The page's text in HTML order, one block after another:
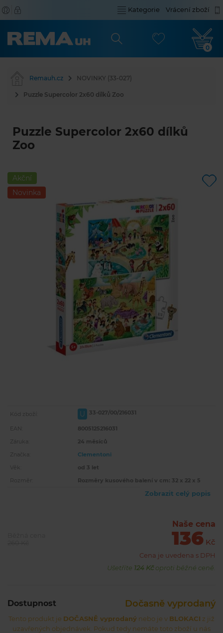
Kategorie Vrácení zboží
0
Remauh.cz NOVINKY (33-027)
Puzzle Supercolor 2x60 dílků Zoo
Puzzle Supercolor 2x60 dílků
Zoo
Akční
Novinka
Kód zboží: U 33-027/00/216031
EAN:
8005125216031
Záruka:
24 měsíců
Značka:
Clementoni
Věk:
od 3 let
Rozměr:
Rozměry kusového balení v cm: 32 x 22 x 5
Zobrazit celý popis
Naše cena
136Kč
Cena je uvedena s DPH
Ušetříte 124 Kčoproti běžné ceně.
Dostupnost Dočasně vyprodaný
Tento produkt je DOČASNĚ vyprodaný nebo je v BLOKACI z již
uzavřených objednávek. Pokud tedy nemáte toto zboží u nás